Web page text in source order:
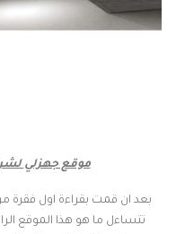
موقع جهزلي
بعد ان قمت بقراءة اول فقرة
تتساءل ما هو هذا الموقع